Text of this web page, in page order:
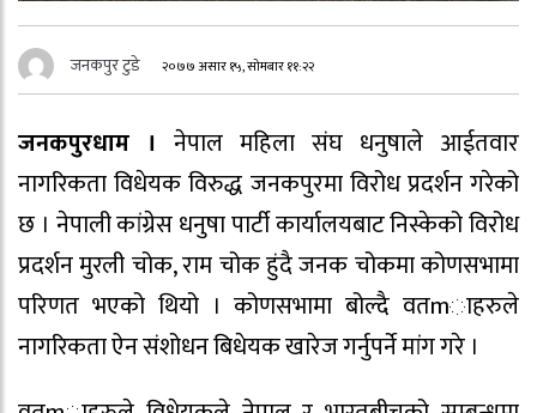
जनकपुर टुडे २०७७ असार १५, सोमबार ११:२२
जनकपुरधाम । नेपाल महिला संघ धनुषाले आईतवार
नागरिकता विधेयक विरुद्ध जनकपुरमा विरोध प्रदर्शन गरेको
छ । नेपाली कांग्रेस धनुषा पार्टी कार्यालयबाट निस्केको विरोध
प्रदर्शन मुरली चोक, राम चोक हुंदै जनक चोकमा कोणसभामा
परिणत भएको थियो । कोणसभामा बोल्दै वतmाहरुले
नागरिकता ऐन संशोधन बिधेयक खारेज गर्नुपर्ने मांग गरे ।